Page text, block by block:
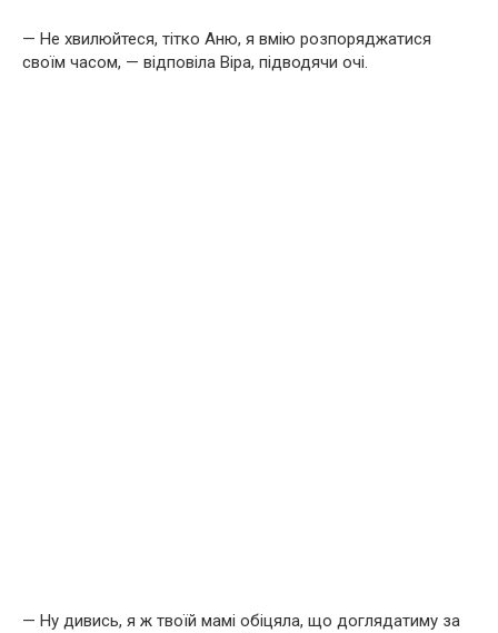
— Не хвилюйтеся, тітко Аню, я вмію розпоряджатися
своїм часом, — відповіла Віра, підводячи очі.
— Ну дивись, я ж твоїй мамі обіцяла, що доглядатиму за